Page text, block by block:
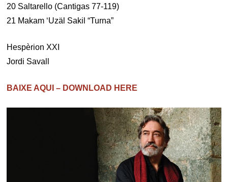
20 Saltarello (Cantigas 77-119)
21 Makam ‘Uzäl Sakil “Turna”
Hespèrion XXI
Jordi Savall
BAIXE AQUI – DOWNLOAD HERE